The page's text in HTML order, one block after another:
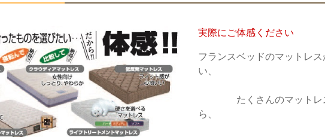
実際にご体感ください
フランスベッドのマットレス
たくさんのマットレ